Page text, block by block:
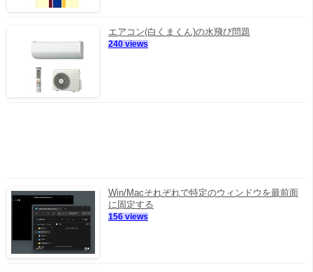
エアコン(白くまくん)の水飛び問題
240 views
Win/Macそれぞれで特定のウィンドウを最前面
に固定する
156 views